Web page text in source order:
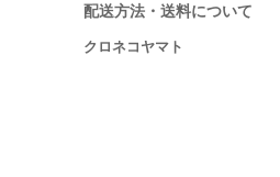
配送方法・送料について
クロネコヤマト